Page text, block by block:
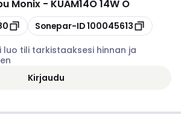
Monix - KUAM14O 14W O
Kopioi
Sonepar-ID100045613
luo tili tarkistaaksesi hinnan ja
Kirjaudu